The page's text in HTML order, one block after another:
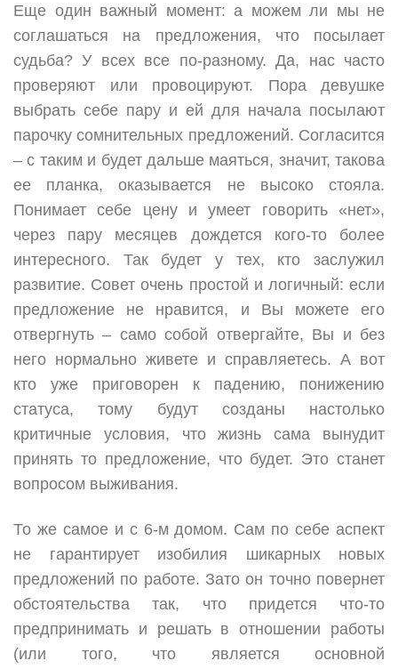
Еще один важный момент: а можем ли мы не
соглашаться на предложения, что посылает
судьба? У всех все по-разному. Да, нас часто
проверяют или провоцируют. Пора девушке
выбрать себе пару и ей для начала посылают
парочку сомнительных предложений. Согласится
– с таким и будет дальше маяться, значит, такова
ее планка, оказывается не высоко стояла.
Понимает себе цену и умеет говорить «нет»,
через пару месяцев дождется кого-то более
интересного. Так будет у тех, кто заслужил
развитие. Совет очень простой и логичный: если
предложение не нравится, и Вы можете его
отвергнуть – само собой отвергайте, Вы и без
него нормально живете и справляетесь. А вот
кто уже приговорен к падению, понижению
статуса, тому будут созданы настолько
критичные условия, что жизнь сама вынудит
принять то предложение, что будет. Это станет
вопросом выживания.
То же самое и с 6-м домом. Сам по себе аспект
не гарантирует изобилия шикарных новых
предложений по работе. Зато он точно повернет
обстоятельства так, что придется что-то
предпринимать и решать в отношении работы
(или того, что является основной